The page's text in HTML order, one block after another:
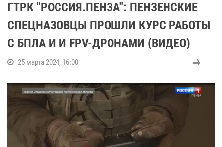
ГТРК "РОССИЯ.ПЕНЗА": ПЕНЗЕНСКИЕ
СПЕЦНАЗОВЦЫ ПРОШЛИ КУРС РАБОТЫ
С БПЛА И И FPV-ДРОНАМИ (ВИДЕО)
25 марта 2024, 16:00